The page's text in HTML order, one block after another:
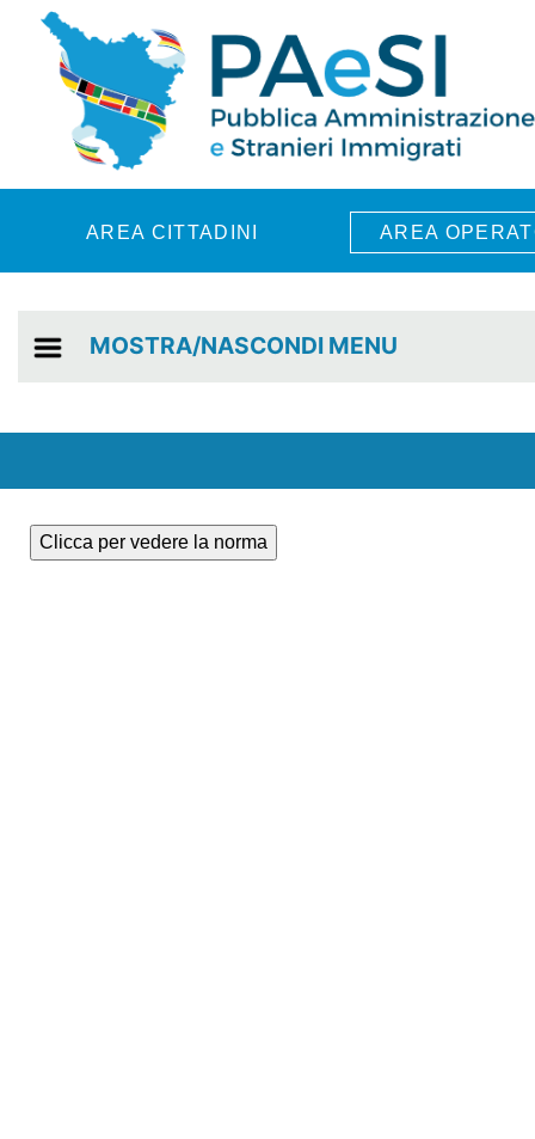
Skip to main content
AREA CITTADINI AREA
MOSTRA/NASCONDI MENU
Clicca per vedere la norma